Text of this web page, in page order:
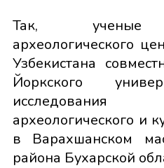
Так, ученые
археологического
Узбекистана
Йоркского
археологического и
в Варахшанском
района Бухарской